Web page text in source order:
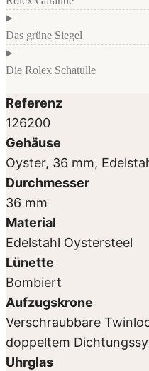
Das grüne Siegel
Die Rolex Schatulle
Referenz
126200
Gehäuse
Oyster, 36 mm,
Durchmesser
36 mm
Material
Edelstahl Oystersteel
Lünette
Bombiert
Aufzugskrone
Verschraubbare
doppeltem
Uhrglas